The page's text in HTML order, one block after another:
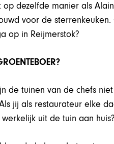
dezelfde manier als
voor de
op in Reijmerstok?
de tuinen van de chefs
jij als restaurateur elke
uit de tuin aan huis?